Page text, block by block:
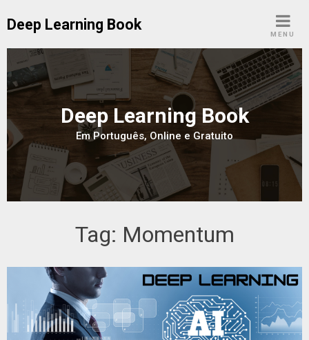
Deep Learning Book
MENU
Deep Learning Book
Em Português, Online e Gratuito
Tag: Momentum